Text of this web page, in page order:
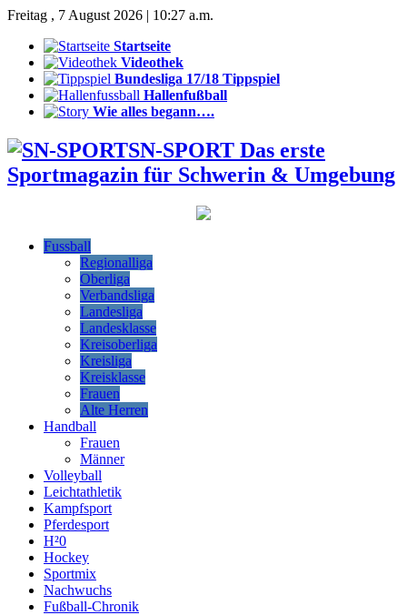
Freitag , 7 August 2026 | 10:27 a.m.
Startseite
Videothek
Bundesliga 17/18 Tippspiel
Hallenfußball
Wie alles begann….
SN-SPORT Das erste
Sportmagazin für Schwerin & Umgebung
Fussball
Regionalliga
Oberliga
Verbandsliga
Landesliga
Landesklasse
Kreisoberliga
Kreisliga
Kreisklasse
Frauen
Alte Herren
Handball
Frauen
Männer
Volleyball
Leichtathletik
Kampfsport
Pferdesport
H²0
Hockey
Sportmix
Nachwuchs
Fußball-Chronik